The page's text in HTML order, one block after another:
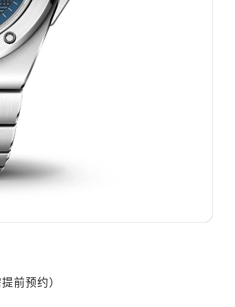
前预约）
03室（需提前预约）
预约）
室（需提前预约）
907室（需提前预约）
室（需提前预约）
需提前预约）
层08室（需提前预约）
提前预约）
预约）
709室（需提前预约）
约）
09室（需提前预约）
前预约）